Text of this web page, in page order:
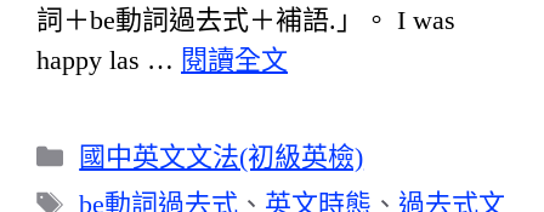
詞＋be動詞過去式＋補語.」。 I was
happy las … 閱讀全文
分
類
國中英文文法(初級英檢)
標
be動詞過去式 、 英文時態 、 過去式文